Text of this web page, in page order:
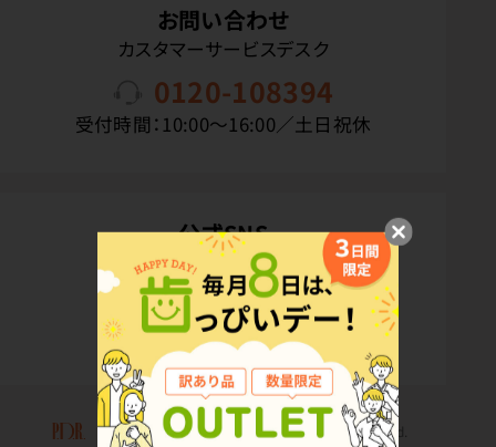
お問い合わせ
カスタマーサービスデスク
0120-108394
受付時間：10:00〜16:00／土日祝休
公式SNS
Copyright(C) P.D.R. Co.,Ltd. All Rights Reserved.